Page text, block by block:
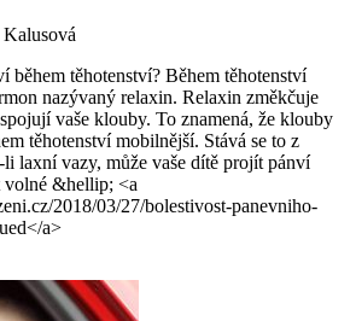
během těhotenství? Během těhotenství
nazývaný relaxin. Relaxin změkčuje
vaše klouby. To znamená, že klouby
těhotenství mobilnější. Stává se to z
laxní vazy, může vaše dítě projít pánví
volné &hellip; <a
2018/03/27/bolestivost-panevniho-
a>